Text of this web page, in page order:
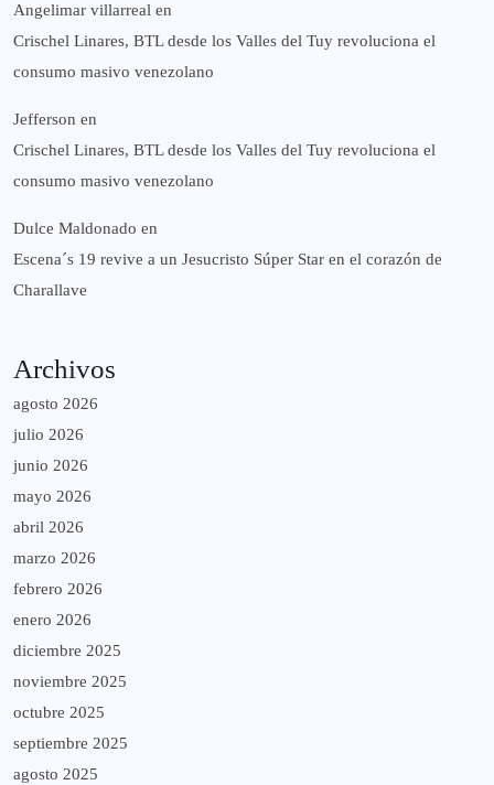
Angelimar villarreal en
Crischel Linares, BTL desde los Valles del Tuy revoluciona el
consumo masivo venezolano
Jefferson en
Crischel Linares, BTL desde los Valles del Tuy revoluciona el
consumo masivo venezolano
Dulce Maldonado en
Escena´s 19 revive a un Jesucristo Súper Star en el corazón de
Charallave
Archivos
agosto 2026
julio 2026
junio 2026
mayo 2026
abril 2026
marzo 2026
febrero 2026
enero 2026
diciembre 2025
noviembre 2025
octubre 2025
septiembre 2025
agosto 2025